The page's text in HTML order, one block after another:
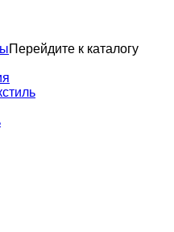
Перейдите к каталогу